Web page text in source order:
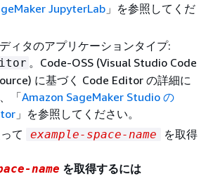
JupyterLab 」を参照してくだ
ィタのアプリケーションタイプ:
。Code-OSS (Visual Studio Code
に基づく Code Editor の詳細に
「Amazon SageMaker Studio の
」を参照してください。
て
example-space-name
を取得
name を取得するには